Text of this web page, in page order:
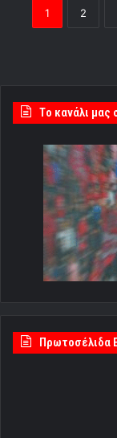
1 2
Tο κανάλι μας
Πρωτοσέλιδα